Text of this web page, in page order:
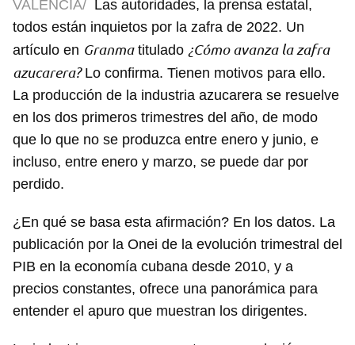
VALENCIA/ Las autoridades, la prensa estatal,
todos están inquietos por la zafra de 2022. Un
artículo en Granmatitulado ¿Cómo avanza la zafra
azucarera?Lo confirma. Tienen motivos para ello.
La producción de la industria azucarera se resuelve
en los dos primeros trimestres del año, de modo
que lo que no se produzca entre enero y junio, e
incluso, entre enero y marzo, se puede dar por
perdido.
¿En qué se basa esta afirmación? En los datos. La
publicación por la Onei de la evolución trimestral del
PIB en la economía cubana desde 2010, y a
precios constantes, ofrece una panorámica para
entender el apuro que muestran los dirigentes.